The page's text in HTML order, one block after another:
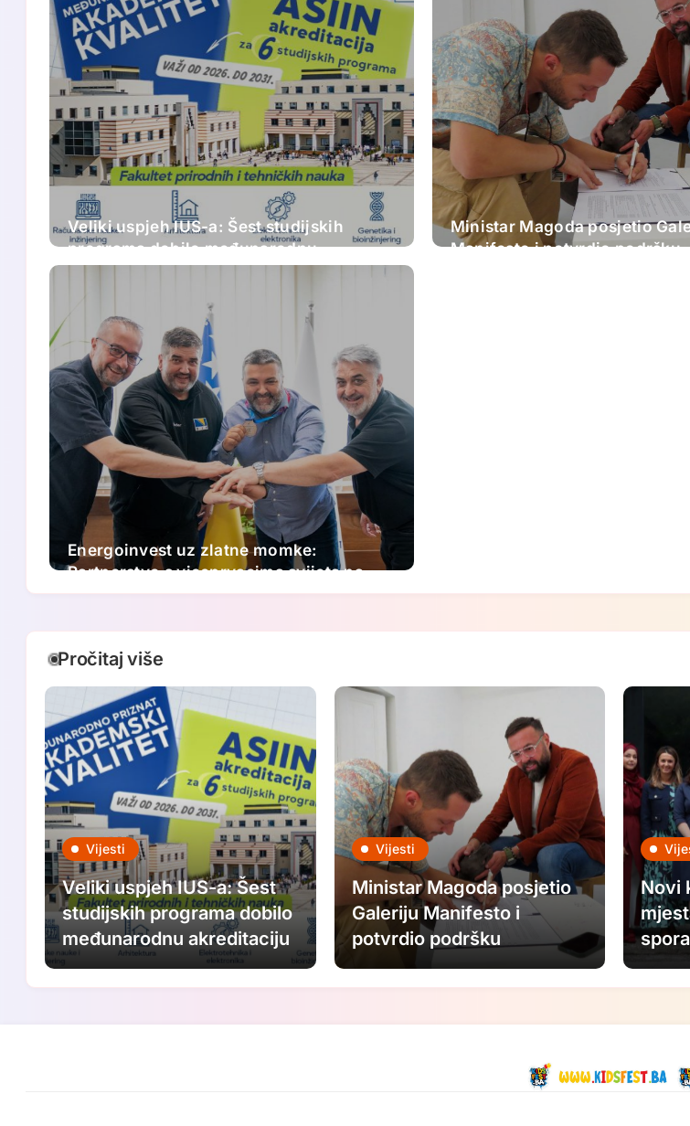
Veliki uspjeh IUS-a: Šest studijskih
programa dobilo međunarodnu
akreditaciju
Ministar Magoda posjetio
Manifesto i potvrdio podršku
Energoinvest uz zlatne momke:
Partnerstvo s viceprvacima svijeta na
putu ka Paraolimpijskim igrama 2028.
Pročitaj više
Vijesti
Veliki uspjeh IUS-a: Šest
studijskih programa dobilo
međunarodnu akreditaciju
Vijesti
Ministar Magoda posjetio
Galeriju Manifesto i
potvrdio podršku
ovogodišnjem FASADA
festivalu: Nastavljamo
Novi